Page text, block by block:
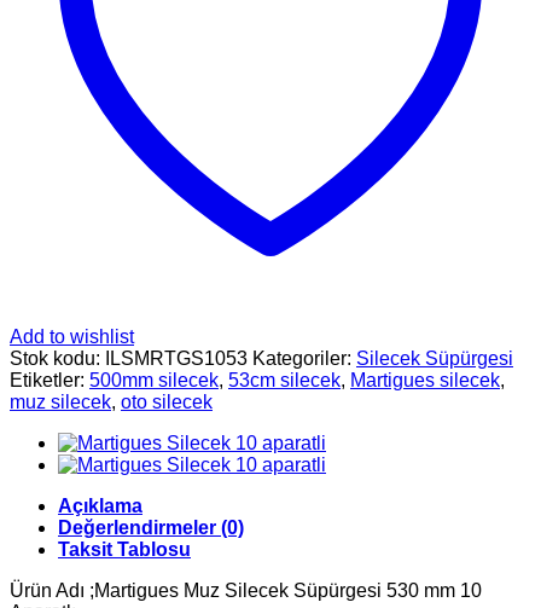
Add to wishlist
Stok kodu:
ILSMRTGS1053 Kategoriler: Silecek Süpürgesi
Etiketler: 500mm silecek, 53cm silecek, Martigues silecek,
muz silecek, oto silecek
Açıklama
Değerlendirmeler (0)
Taksit Tablosu
Ürün Adı ;Martigues Muz Silecek Süpürgesi 530 mm 10